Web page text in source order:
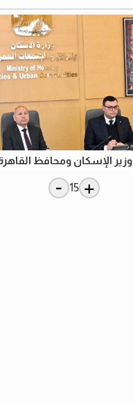
وزير الإسكان ومحافظ القاهرة
+
15
-